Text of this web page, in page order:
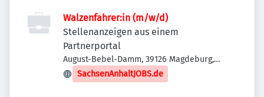
Walzenfahrer:in (m/w/d)
Stellenanzeigen aus einem
Partnerportal
August-Bebel-Damm, 39126 Magdeburg,
Deutschland
SachsenAnhaltJOBS.de